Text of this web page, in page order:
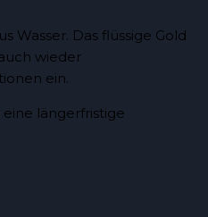
Wasser. Das flüssige Gold
wieder
ein.
längerfristige